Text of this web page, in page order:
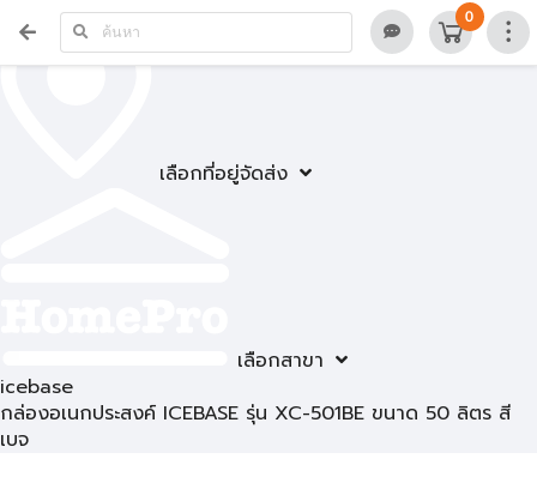
เลือกที่อยู่จัดส่ง
เลือกสาขา
0
icebase
กล่องอเนกประสงค์ ICEBASE รุ่น XC-501BE ขนาด 50 ลิตร สี
เบจ